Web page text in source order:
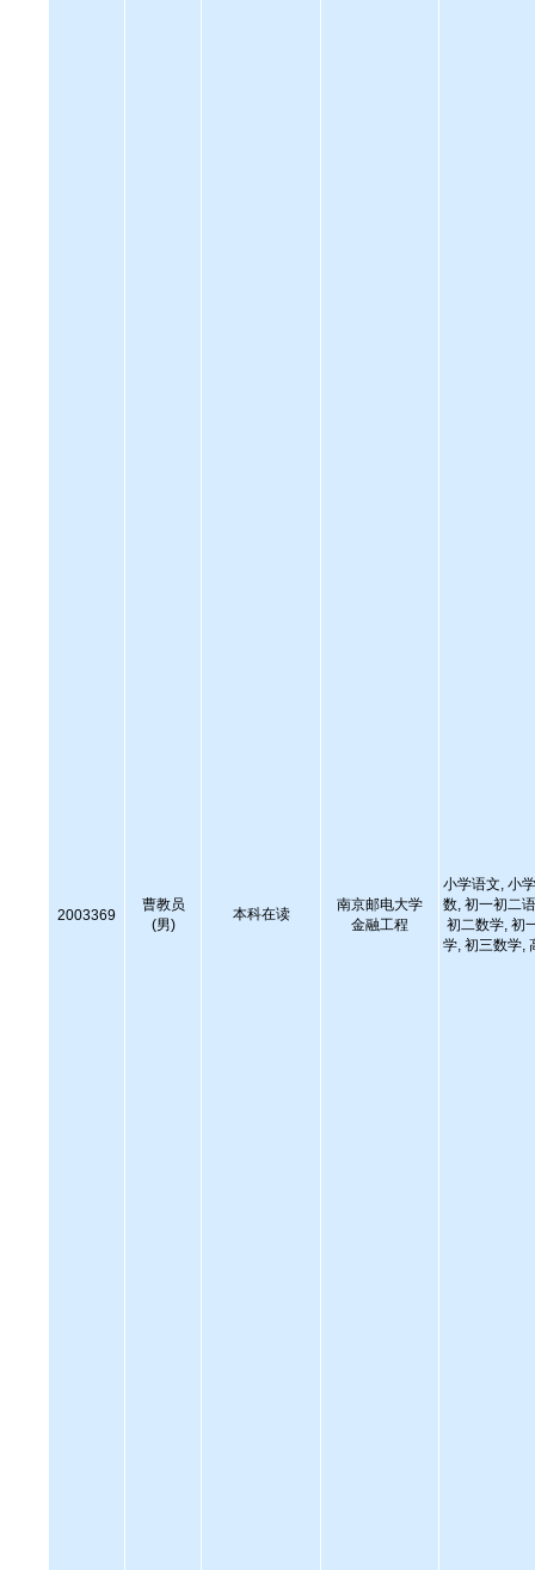
2003369
曹教员
(男)
本科在读
南京邮电大学
金融工程
小学语文, 小
数, 初一初二
初二数学, 初
学, 初三数学,